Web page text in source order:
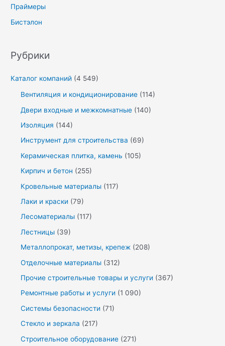
Праймеры
Бистэлон
Рубрики
Каталог компаний (4 549)
Вентиляция и кондиционирование (114)
Двери входные и межкомнатные (140)
Изоляция (144)
Инструмент для строительства (69)
Керамическая плитка, камень (105)
Кирпич и бетон (255)
Кровельные материалы (117)
Лаки и краски (79)
Лесоматериалы (117)
Лестницы (39)
Металлопрокат, метизы, крепеж (208)
Отделочные материалы (312)
Прочие строительные товары и услуги (367)
Ремонтные работы и услуги (1 090)
Системы безопасности (71)
Стекло и зеркала (217)
Строительное оборудование (271)